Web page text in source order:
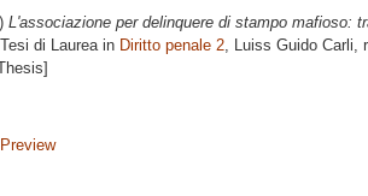
L'associazione per delinquere di stampo mafioso:
Tesi di Laurea in Diritto penale 2, Luiss Guido Carli,
Preview